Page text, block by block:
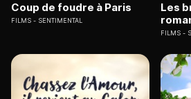
Coup de foudre à Paris
FILMS SENTIMENTAL
Les
FILMS